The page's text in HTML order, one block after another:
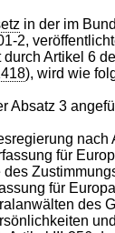
in der im
2,
Artikel 6
), wird wie
Absatz 3
nach
für
für
des